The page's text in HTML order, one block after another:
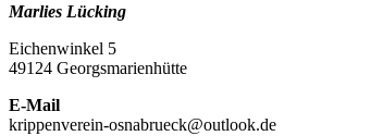
Marlies Lücking
Eichenwinkel 5
49124 Georgsmarienhütte
E-Mail
krippenverein-osnabrueck@outlook.de